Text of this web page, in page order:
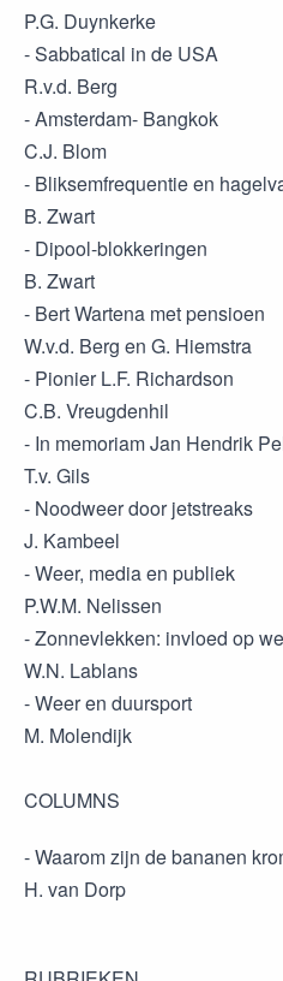
P.G. Duynkerke
- Sabbatical in de USA
R.v.d. Berg
- Amsterdam- Bangkok
C.J. Blom
- Bliksemfrequentie en
B. Zwart
- Dipool-blokkeringen
B. Zwart
- Bert Wartena met pensioen
W.v.d. Berg en G. Hiemstra
- Pionier L.F. Richardson
C.B. Vreugdenhil
- In memoriam Jan Hendrik
T.v. Gils
- Noodweer door jetstreaks
J. Kambeel
- Weer, media en publiek
P.W.M. Nelissen
- Zonnevlekken: invloed op
W.N. Lablans
- Weer en duursport
M. Molendijk
COLUMNS
- Waarom zijn de bananen
H. van Dorp